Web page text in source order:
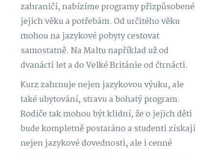
zahraničí, nabízíme programy přizpůsobené
jejich věku a potřebám. Od určitého věku
mohou na jazykové pobyty cestovat
samostatně. Na Maltu například už od
dvanácti let a do Velké Británie od čtrnácti.
Kurz zahrnuje nejen jazykovou výuku, ale
také ubytování, stravu a bohatý program.
Rodiče tak mohou být klidní, že o jejich děti
bude kompletně postaráno a studenti získají
nejen jazykové dovednosti, ale i cenné